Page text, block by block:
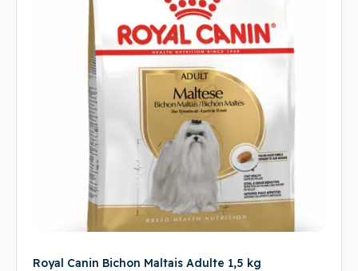
Royal Canin Bichon Maltais Adulte 1,5 kg